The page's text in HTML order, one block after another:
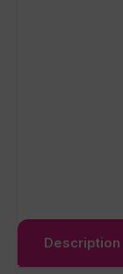
Description